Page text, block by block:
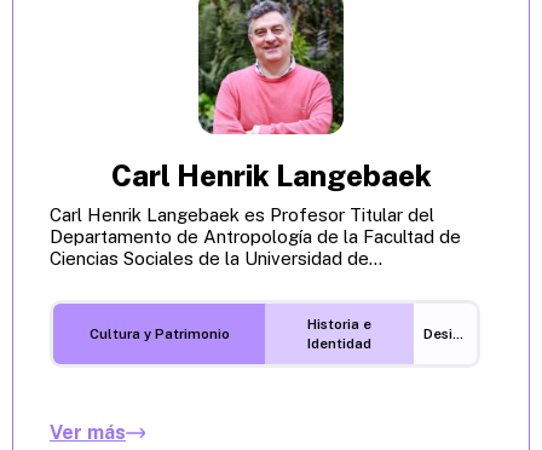
Carl Henrik Langebaek
Carl Henrik Langebaek es Profesor Titular del
Departamento de Antropología de la Facultad de
Ciencias Sociales de la Universidad de...
Cultura y Patrimonio
Historia e
Identidad
Desigualdades
Ver más